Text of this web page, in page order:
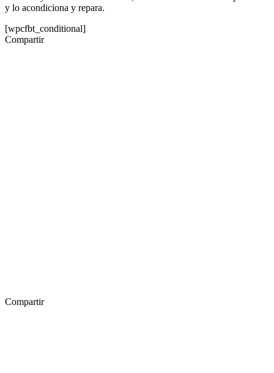
y lo acondiciona y repara.
[wpcfbt_conditional]
Compartir
Compartir